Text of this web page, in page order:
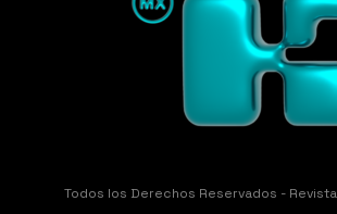
Todos los Derechos Reservados -